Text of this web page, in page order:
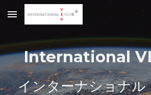
Skip to main content
International
インターナショナ